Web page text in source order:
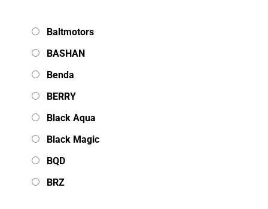
Baltmotors
BASHAN
Benda
BERRY
Black Aqua
Black Magic
BQD
BRZ